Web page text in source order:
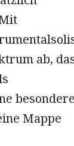
ab,
besondere
Mappe